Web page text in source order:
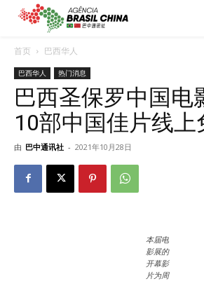
首页 巴西华人
巴西华人 热门消息
巴西圣保罗中国电
10部中国佳片线上
由 巴中通讯社 - 2021年10月28日
本届电
影展的
开幕影
片为周